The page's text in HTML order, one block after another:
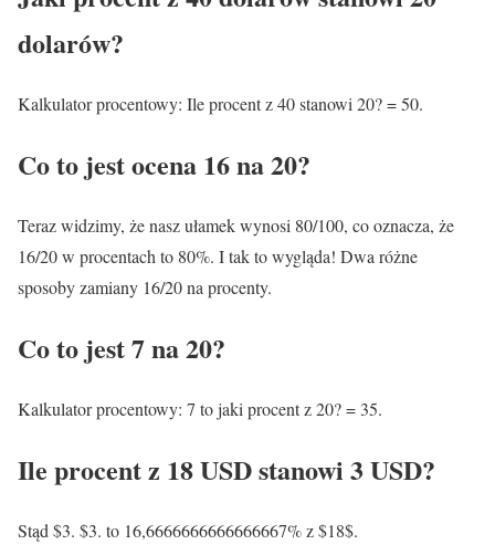
dolarów?
Kalkulator procentowy: Ile procent z 40 stanowi 20? = 50.
Co to jest ocena 16 na 20?
Teraz widzimy, że nasz ułamek wynosi 80/100, co oznacza, że
16/20 w procentach to 80%. I tak to wygląda! Dwa różne
sposoby zamiany 16/20 na procenty.
Co to jest 7 na 20?
Kalkulator procentowy: 7 to jaki procent z 20? = 35.
Ile procent z 18 USD stanowi 3 USD?
Stąd $3. $3. to 16,6666666666666667% z $18$.